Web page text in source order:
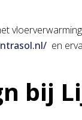
en
bij